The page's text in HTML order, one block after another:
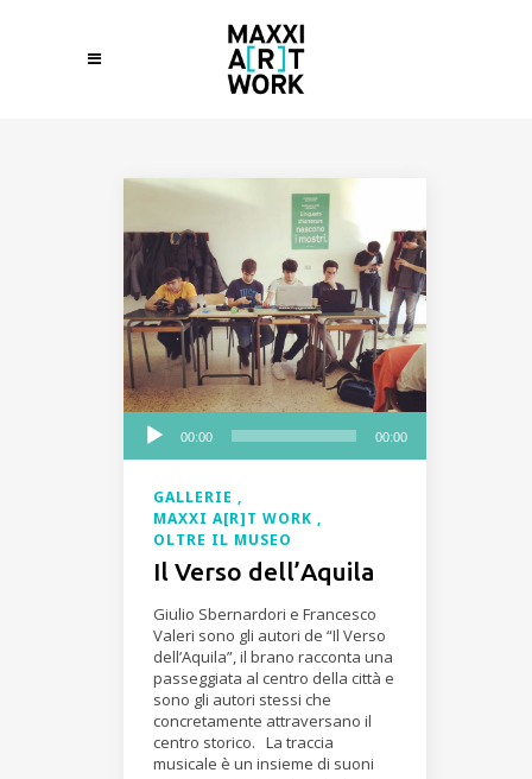
Audio
Player
00:00 00:00
GALLERIE
MAXXI A[R]T WORK
OLTRE IL MUSEO
Il Verso dell’Aquila
Giulio Sbernardori e Francesco
Valeri sono gli autori de “Il Verso
dell’Aquila”, il brano racconta una
passeggiata al centro della città e
sono gli autori stessi che
concretamente attraversano il
centro storico. La traccia
musicale è un insieme di suoni